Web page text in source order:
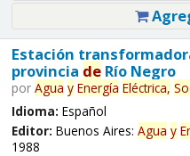
Estación
provincia deRío Negro
por Agua y Energía Eléctrica,
Idioma: Español
Editor: Buenos Aires: Agua y
1988